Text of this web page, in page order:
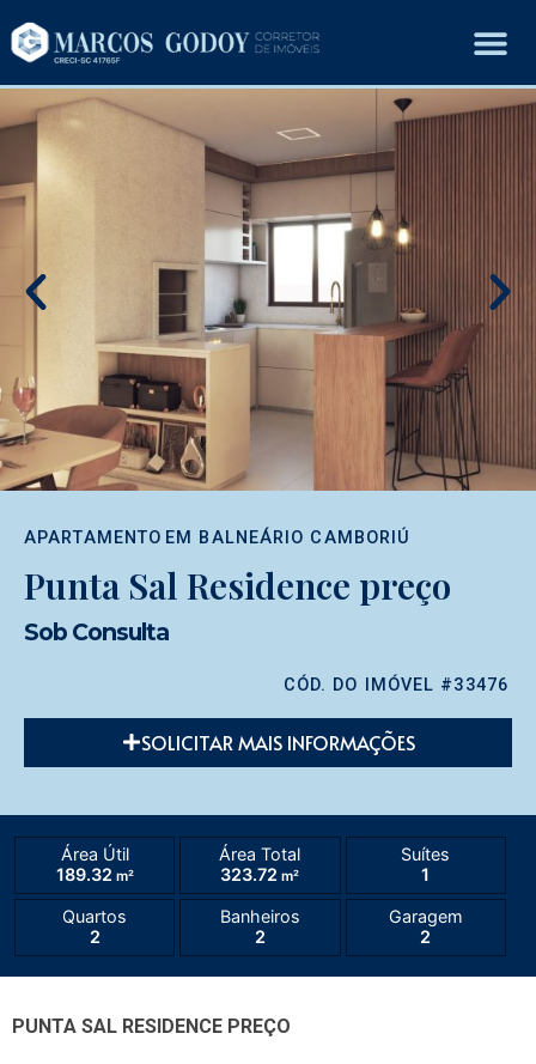
APARTAMENTO EM BALNEÁRIO CAMBORIÚ
Punta Sal Residence preço
Sob Consulta
CÓD. DO IMÓVEL #33476
SOLICITAR MAIS INFORMAÇÕES
Área Útil
189.32 m²
Área Total
323.72 m²
Suítes
1
Quartos
2
Banheiros
2
Garagem
2
PUNTA SAL RESIDENCE PREÇO